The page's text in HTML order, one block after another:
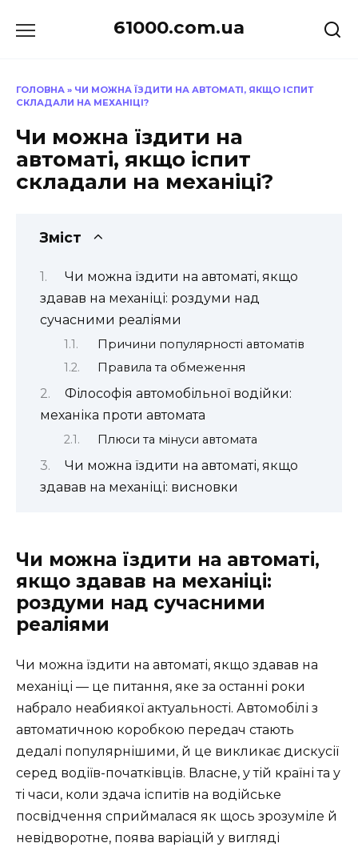
до
61000.com.ua
ГОЛОВНА » ЧИ МОЖНА ЇЗДИТИ НА АВТОМАТІ, ЯКЩО ІСПИТ
СКЛАДАЛИ НА МЕХАНІЦІ?
Чи можна їздити на
автоматі, якщо іспит
складали на механіці?
Зміст
Чи можна їздити на автоматі, якщо
здавав на механіці: роздуми над
сучасними реаліями
Причини популярності автоматів
Правила та обмеження
Філософія автомобільної водійки:
механіка проти автомата
Плюси та мінуси автомата
Чи можна їздити на автоматі, якщо
здавав на механіці: висновки
Чи можна їздити на автоматі,
якщо здавав на механіці:
роздуми над сучасними
реаліями
Чи можна їздити на автоматі, якщо здавав на
механіці — це питання, яке за останні роки
набрало неабиякої актуальності. Автомобілі з
автоматичною коробкою передач стають
дедалі популярнішими, й це викликає дискусії
серед водіїв-початківців. Власне, у тій країні та у
ті часи, коли здача іспитів на водійське
посвідчення сприймалася як щось зрозуміле й
невідворотне, поява варіацій у вигляді